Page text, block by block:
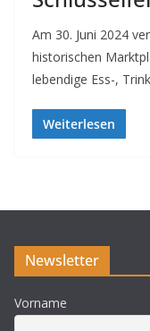
Am 30. Juni 2024
historischen
lebendige Ess-,
Weiterlesen
Newsletter
Vorname